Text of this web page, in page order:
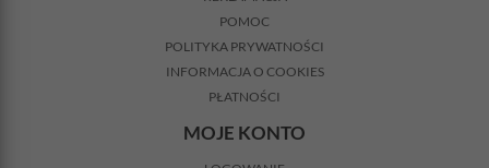
POMOC
POLITYKA PRYWATNOŚCI
INFORMACJA O COOKIES
PŁATNOŚCI
MOJE KONTO